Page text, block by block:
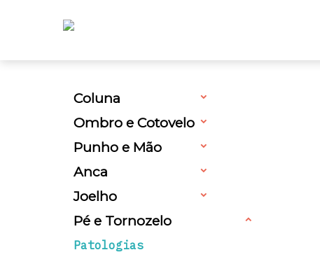
Coluna
Ombro e Cotovelo
Punho e Mão
Anca
Joelho
Pé e Tornozelo
Patologias